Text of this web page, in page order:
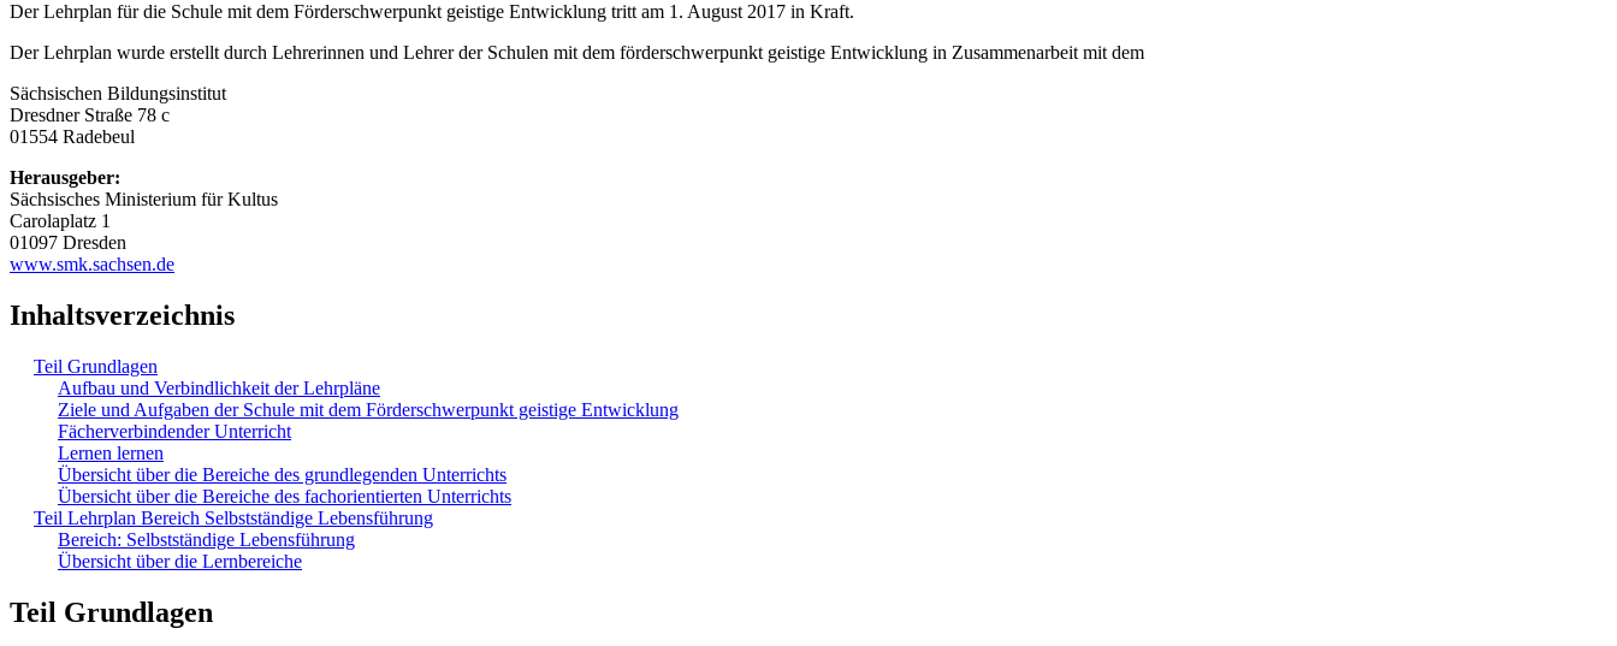
Der Lehrplan für die Schule mit dem Förderschwerpunkt geistige Entwicklung tritt am 1. August 2017 in Kraft.
Der Lehrplan wurde erstellt durch Lehrerinnen und Lehrer der Schulen mit dem förderschwerpunkt geistige Entwicklung in Zusammenarbeit mit dem
Sächsischen Bildungsinstitut
Dresdner Straße 78 c
01554 Radebeul
Herausgeber:
Sächsisches Ministerium für Kultus
Carolaplatz 1
01097 Dresden
www.smk.sachsen.de
Inhaltsverzeichnis
Teil Grundlagen
Aufbau und Verbindlichkeit der Lehrpläne
Ziele und Aufgaben der Schule mit dem Förderschwerpunkt geistige Entwicklung
Fächerverbindender Unterricht
Lernen lernen
Übersicht über die Bereiche des grundlegenden Unterrichts
Übersicht über die Bereiche des fachorientierten Unterrichts
Teil Lehrplan Bereich Selbstständige Lebensführung
Bereich: Selbstständige Lebensführung
Übersicht über die Lernbereiche
Teil Grundlagen